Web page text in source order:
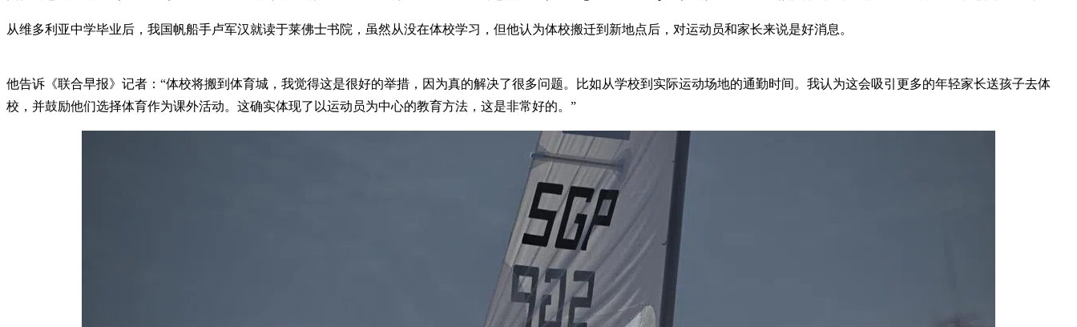
从维多利亚中学毕业后，我国帆船手卢军汉就读于莱佛士书院，虽然从没在体校学习，但他认为体校搬迁到新地点后，对运动员和家长来说是好消息。
他告诉《联合早报》记者：“体校将搬到体育城，我觉得这是很好的举措，因为真的解决了很多问题。比如从学校到实际运动场地的通勤时间。我认为这会吸引更多的年轻家长送孩子去体
校，并鼓励他们选择体育作为课外活动。这确实体现了以运动员为中心的教育方法，这是非常好的。”